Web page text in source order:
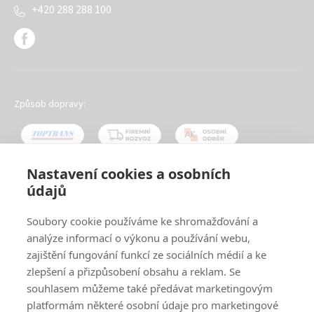
Nastavení cookies a osobních
údajů
Soubory cookie používáme ke shromažďování a
analýze informací o výkonu a používání webu,
zajištění fungování funkcí ze sociálních médií a ke
zlepšení a přizpůsobení obsahu a reklam. Se
souhlasem můžeme také předávat marketingovým
platformám některé osobní údaje pro marketingové
+420 288 288 100
Způsob dopravy: